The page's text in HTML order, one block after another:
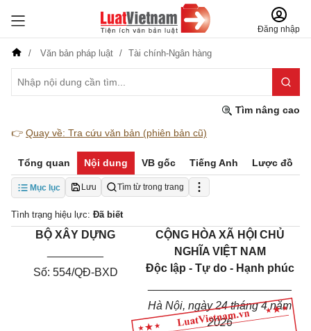
Đăng nhập
Văn bản pháp luật Tài chính-Ngân hàng
Tìm nâng cao
👉 Quay về: Tra cứu văn bản (phiên bản cũ)
Tổng quan Nội dung VB gốc Tiếng Anh Lược đồ
Mục lục Lưu Tìm từ trong trang
Tình trạng hiệu lực: Đã biết
BỘ XÂY DỰNG
Số: 554/QĐ-BXD
CỘNG HÒA XÃ HỘI CHỦ
NGHĨA VIỆT NAM
Độc lập - Tự do - Hạnh phúc
Hà Nội, ngày 24 tháng 4 năm
2026